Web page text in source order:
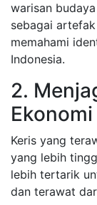
warisan
sebagai
memahami
Indonesia.
2.
Ekonomi
Keris yang
yang lebih
lebih tertarik
dan terawat